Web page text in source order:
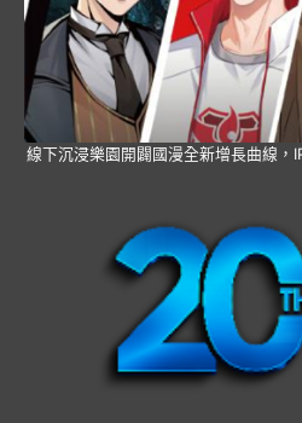
線下沉浸樂園開闢國漫全新增長曲線，